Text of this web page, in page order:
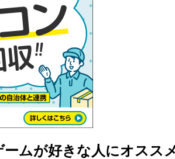
ームが好きな人にオスス